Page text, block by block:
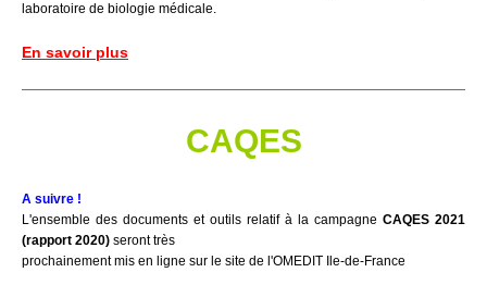
laboratoire de biologie médicale.
En savoir plus
CAQES
A suivre !
L'ensemble des documents et outils relatif à la campagne CAQES 2021
(rapport 2020) seront très
prochainement mis en ligne sur le site de l'OMEDIT Ile-de-France